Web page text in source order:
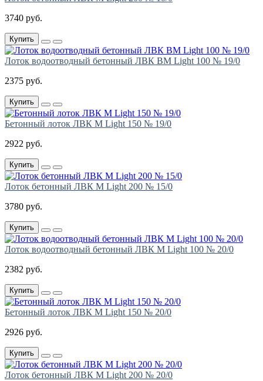
3740 руб.
Купить
Лоток водоотводный бетонный ЛВК ВМ Light 100 № 19/0
2375 руб.
Купить
Бетонный лоток ЛВК М Light 150 № 19/0
2922 руб.
Купить
Лоток бетонный ЛВК М Light 200 № 15/0
3780 руб.
Купить
Лоток водоотводный бетонный ЛВК М Light 100 № 20/0
2382 руб.
Купить
Бетонный лоток ЛВК М Light 150 № 20/0
2926 руб.
Купить
Лоток бетонный ЛВК М Light 200 № 20/0